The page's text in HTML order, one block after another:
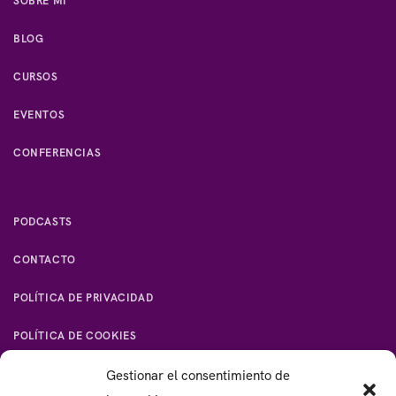
Gestionar el consentimiento de
BLOG
CURSOS
EVENTOS
CONFERENCIAS
PODCASTS
CONTACTO
POLÍTICA DE PRIVACIDAD
POLÍTICA DE COOKIES